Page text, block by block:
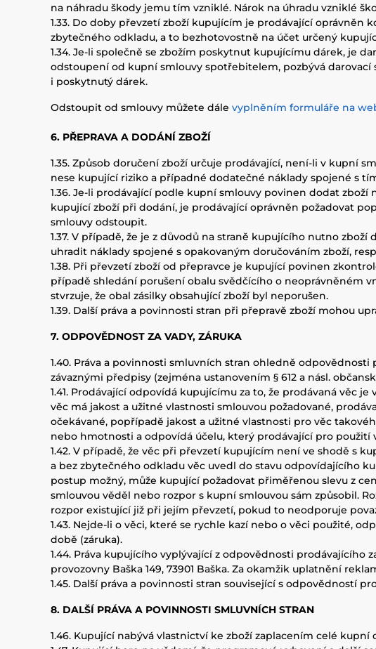
na náhradu škody jemu tím vzniklé. Nárok na úhradu vzniklé
1.33. Do doby převzetí zboží kupujícím je prodávající
zbytečného odkladu, a to bezhotovostně na účet určený
1.34. Je-li společně se zbožím poskytnut kupujícímu dárek, je
odstoupení od kupní smlouvy spotřebitelem, pozbývá
i poskytnutý dárek.
Odstoupit od smlouvy můžete dále vyplněním formuláře na
6. PŘEPRAVA A DODÁNÍ ZBOŽÍ
1.35. Způsob doručení zboží určuje prodávající, není-li v kupní
nese kupující riziko a případné dodatečné náklady spojené s
1.36. Je-li prodávající podle kupní smlouvy povinen dodat
kupující zboží při dodání, je prodávající oprávněn požadovat
smlouvy odstoupit.
1.37. V případě, že je z důvodů na straně kupujícího nutno
uhradit náklady spojené s opakovaným doručováním zboží,
1.38. Při převzetí zboží od přepravce je kupující povinen
případě shledání porušení obalu svědčícího o neoprávněném
stvrzuje, že obal zásilky obsahující zboží byl neporušen.
1.39. Další práva a povinnosti stran při přepravě zboží mohou
7. ODPOVĚDNOST ZA VADY, ZÁRUKA
1.40. Práva a povinnosti smluvních stran ohledně
závaznými předpisy (zejména ustanovením § 612 a násl.
1.41. Prodávající odpovídá kupujícímu za to, že prodávaná věc
věc má jakost a užitné vlastnosti smlouvou požadované,
očekávané, popřípadě jakost a užitné vlastnosti pro věc
nebo hmotnosti a odpovídá účelu, který prodávající pro použití
1.42. V případě, že věc při převzetí kupujícím není ve shodě s
a bez zbytečného odkladu věc uvedl do stavu odpovídajícího
postup možný, může kupující požadovat přiměřenou slevu z
smlouvou věděl nebo rozpor s kupní smlouvou sám způsobil.
rozpor existující již při jejím převzetí, pokud to neodporuje
1.43. Nejde-li o věci, které se rychle kazí nebo o věci použité,
době (záruka).
1.44. Práva kupujícího vyplývající z odpovědnosti
provozovny Baška 149, 73901 Baška. Za okamžik uplatnění
1.45. Další práva a povinnosti stran související s odpovědností
8. DALŠÍ PRÁVA A POVINNOSTI SMLUVNÍCH STRAN
1.46. Kupující nabývá vlastnictví ke zboží zaplacením celé kupní